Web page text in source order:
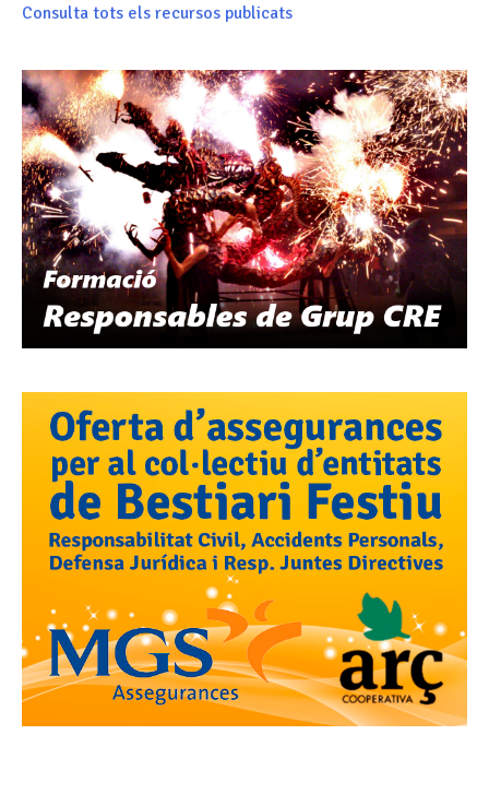
Consulta tots els recursos publicats